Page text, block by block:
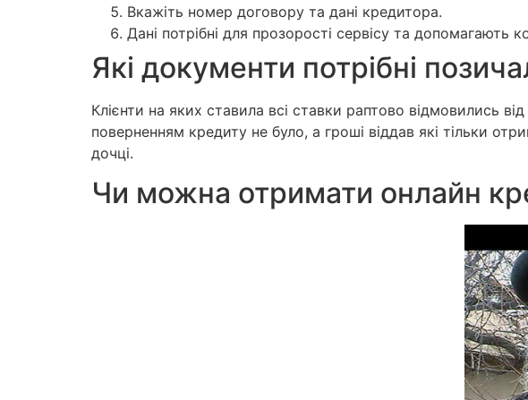
Вкажіть номер договору та дані кредитора.
Дані потрібні для прозорості сервісу та
Які документи потрібні
Клієнти на яких ставила всі ставки раптово відмовились
поверненням кредиту не було, а гроші віддав які тільки
дочці.
Чи можна отримати онлайн